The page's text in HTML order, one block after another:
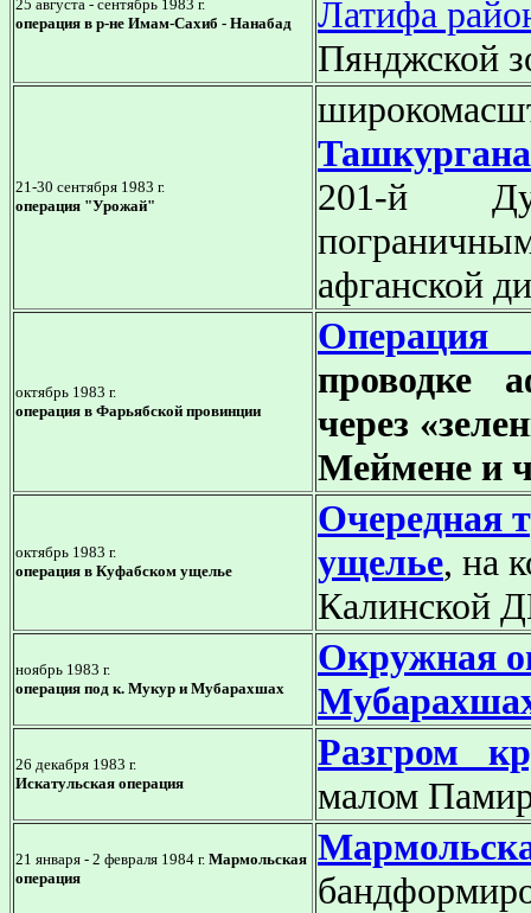
25 августа - сентябрь 1983 г.
операция в р-не Имам-Сахиб - Нанабад
Латифа
Пянджской
21-30 сентября 1983 г.
операция "Урожай"
Ташкургана
201-й
афганской
октябрь 1983 г.
операция в Фарьябской провинции
проводке
через
Меймене и
октябрь 1983 г.
операция в Куфабском ущелье
Очередная
ущелье, на
ноябрь 1983 г.
операция под к. Мукур и Мубарахшах
Окружная
26 декабря 1983 г.
Искатульская операция
Разгром
малом
21 января - 2 февраля 1984 г. Мармольская
операция